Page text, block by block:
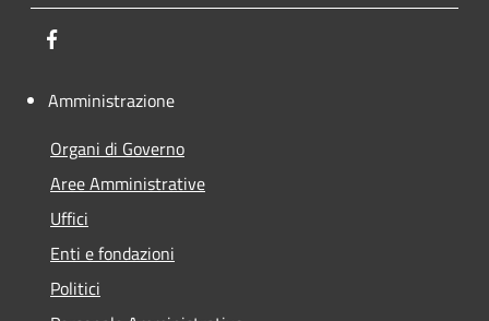
Amministrazione
Organi di Governo
Aree Amministrative
Uffici
Enti e fondazioni
Politici